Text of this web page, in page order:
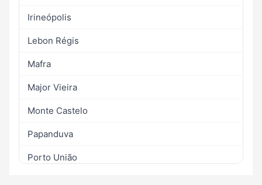
Irineópolis
Lebon Régis
Mafra
Major Vieira
Monte Castelo
Papanduva
Porto União